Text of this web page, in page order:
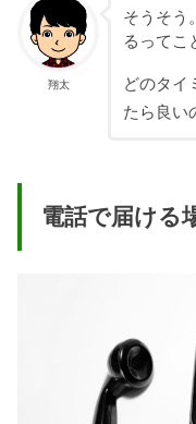
翔太
そうそう
るってこ
どのタイ
たら良い
電話で届ける